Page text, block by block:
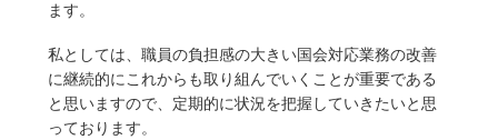
ます。
私としては、職員の負担感の大きい国会対応業務の改善
に継続的にこれからも取り組んでいくことが重要である
と思いますので、定期的に状況を把握していきたいと思
っております。